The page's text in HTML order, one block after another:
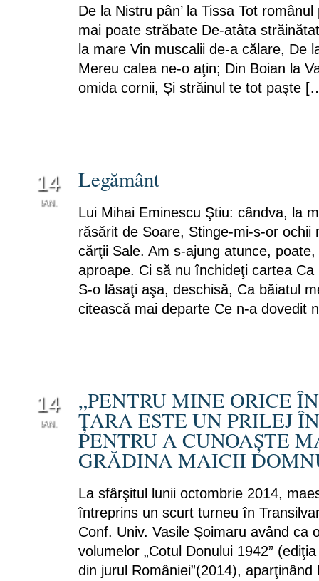
De la Nistru pân’ la Tissa Tot
mai poate străbate De-atâta
la mare Vin muscalii de-a călare, De
Mereu calea ne-o aţin; Din Boian la
omida cornii, Şi străinul te tot paşte
14
IAN.
Legământ
Lui Mihai Eminescu Ştiu: cândva, la
răsărit de Soare, Stinge-mi-s-or ochii
cărţii Sale. Am s-ajung atunce,
aproape. Ci să nu închideţi cartea
S-o lăsaţi aşa, deschisă, Ca băiatul
citească mai departe Ce n-a dovedit
14
IAN.
„PENTRU MINE ORICE
ŢARA ESTE UN PRILEJ
PENTRU A CUNOAŞTE
GRĂDINA MAICII
La sfârşitul lunii octombrie 2014,
întreprins un scurt turneu în
Conf. Univ. Vasile Şoimaru având ca
volumelor „Cotul Donului 1942”
din jurul României”(2014), aparţinând